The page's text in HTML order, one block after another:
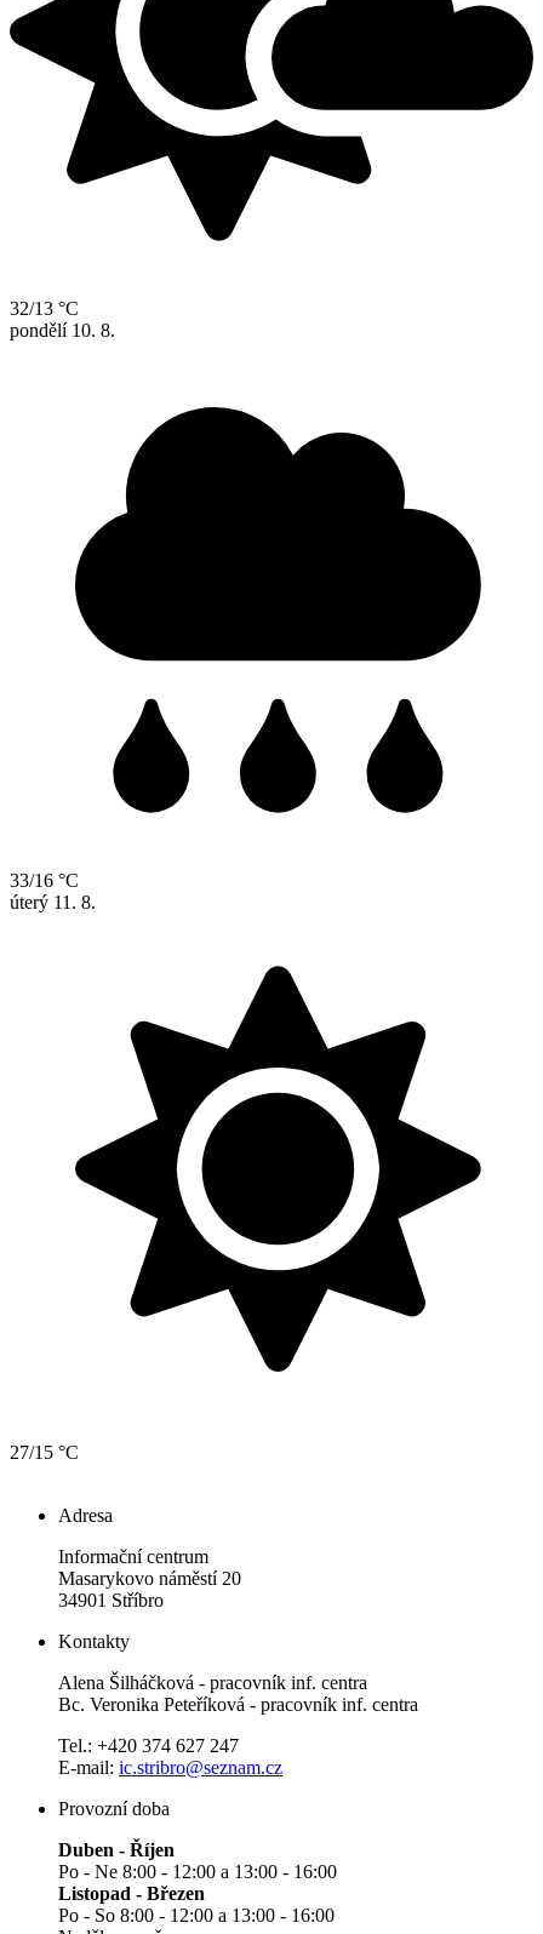
32/13 °C
pondělí 10. 8.
33/16 °C
úterý 11. 8.
27/15 °C
Adresa
Informační centrum
Masarykovo náměstí 20
34901 Stříbro
Kontakty
Alena Šilháčková - pracovník inf. centra
Bc. Veronika Peteříková - pracovník inf. centra
Tel.: +420 374 627 247
E-mail: ic.stribro@seznam.cz
Provozní doba
Duben - Říjen
Po - Ne 8:00 - 12:00 a 13:00 - 16:00
Listopad - Březen
Po - So 8:00 - 12:00 a 13:00 - 16:00